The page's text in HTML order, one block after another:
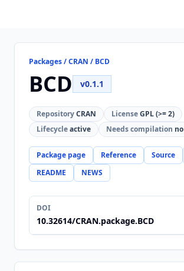
Packages / CRAN / BCD
BCD v0.1.1
RepositoryCRAN LicenseGPL (>= 2)
Lifecycleactive Needs compilation no
Package page Reference Source
README
NEWS
DOI
10.32614/CRAN.package.BCD